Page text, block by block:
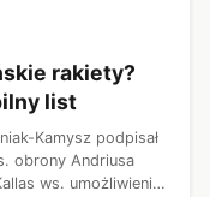
rakiety?
list
Kamysz podpisał
obrony Andriusa
ws. umożliwienia